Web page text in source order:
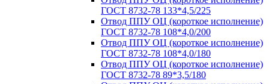
ГОСТ 8732-78 133*4,5/225
Отвод ППУ ОЦ (короткое исполнение)
ГОСТ 8732-78 108*4,0/200
Отвод ППУ ОЦ (короткое исполнение)
ГОСТ 8732-78 108*4,0/180
Отвод ППУ ОЦ (короткое исполнение)
ГОСТ 8732-78 89*3,5/180